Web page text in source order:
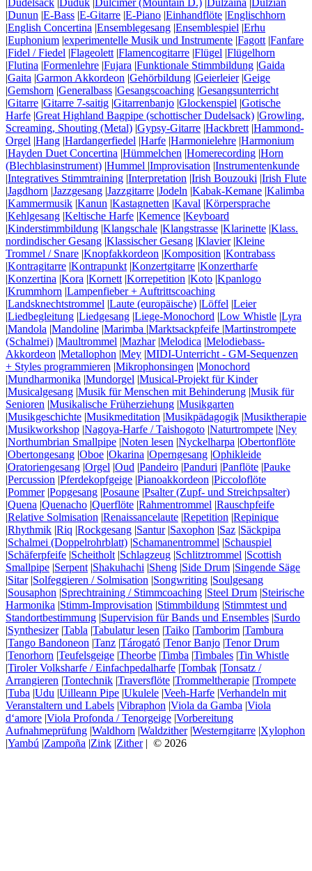
Dudelsack Duduk Dulcimer (Mountain D.) Dulzaina Dulzian
|Dunun |E-Bass |E-Gitarre |E-Piano |Einhandflöte |Englischhorn
|English Concertina |Ensemblegesang |Ensemblespiel |Erhu
|Euphonium |experimentelle Musik und Instrumente |Fagott|Fanfare
|Fidel / Fiedel |Flageolett|Flamencogitarre |Flügel |Flügelhorn
|Flutina |Formenlehre |Fujara |Funktionale Stimmbildung |Gaida
|Gaita |Garmon Akkordeon |Gehörbildung |Geierleier|Geige
|Gemshorn |Generalbass |Gesangscoaching |Gesangsunterricht
|Gitarre |Gitarre 7-saitig |Gitarrenbanjo |Glockenspiel |Gotische
Harfe |Great Highland Bagpipe (schottischer Dudelsack) |Growling,
Screaming, Shouting (Metal) |Gypsy-Gitarre |Hackbrett|Hammond-
Orgel |Hang |Hardangerfiedel |Harfe |Harmonielehre |Harmonium
|Hayden Duet Concertina |Hümmelchen |Homerecording |Horn
(Blechblasinstrument) |Hummel |Improvisation |Instrumentenkunde
|Integratives Stimmtraining |Interpretation |Irish Bouzouki |Irish Flute
|Jagdhorn |Jazzgesang |Jazzgitarre |Jodeln |Kabak-Kemane |Kalimba
|Kammermusik |Kanun |Kastagnetten |Kaval |Körpersprache
|Kehlgesang |Keltische Harfe |Kemence |Keyboard
|Kinderstimmbildung |Klangschale |Klangstrasse |Klarinette |Klass.
nordindischer Gesang |Klassischer Gesang |Klavier|Kleine
Trommel / Snare |Knopfakkordeon |Komposition |Kontrabass
|Kontragitarre |Kontrapunkt|Konzertgitarre |Konzertharfe
|Konzertina |Kora |Kornett|Korrepetition |Koto |Kpanlogo
|Krummhorn |Lampenfieber + Auftrittscoaching
|Landsknechtstrommel |Laute (europäische) |Löffel |Leier
|Liedbegleitung |Liedgesang |Liege-Monochord |Low Whistle |Lyra
|Mandola |Mandoline |Marimba |Marktsackpfeife |Martinstrompete
(Schalmei) |Maultrommel |Mazhar|Melodica |Melodiebass-
Akkordeon |Metallophon |Mey |MIDI-Unterricht - GM-Sequenzen
+ Styles programmieren |Mikrophonsingen |Monochord
|Mundharmonika |Mundorgel |Musical-Projekt für Kinder
|Musicalgesang |Musik für Menschen mit Behinderung |Musik für
Senioren |Musikalische Früherziehung |Musikgarten
|Musikgeschichte |Musikmeditation |Musikpädagogik |Musiktherapie
|Musikworkshop |Nagoya-Harfe / Taishogoto |Naturtrompete |Ney
|Northumbrian Smallpipe |Noten lesen |Nyckelharpa |Obertonflöte
|Obertongesang |Oboe |Okarina |Operngesang |Ophikleide
|Oratoriengesang |Orgel |Oud |Pandeiro |Panduri |Panflöte |Pauke
|Percussion |Pferdekopfgeige |Pianoakkordeon |Piccoloflöte
|Pommer|Popgesang |Posaune |Psalter (Zupf- und Streichpsalter)
|Quena |Quenacho |Querflöte |Rahmentrommel |Rauschpfeife
|Relative Solmisation |Renaissancelaute |Repetition |Repinique
|Rhythmik |Riq |Rockgesang |Santur|Saxophon |Saz |Säckpipa
|Schalmei (Doppelrohrblatt) |Schamanentrommel |Schauspiel
|Schäferpfeife |Scheitholt|Schlagzeug |Schlitztrommel |Scottish
Smallpipe |Serpent|Shakuhachi |Sheng |Side Drum |Singende Säge
|Sitar|Solfeggieren / Solmisation |Songwriting |Soulgesang
|Sousaphon |Sprechtraining / Stimmcoaching |Steel Drum |Steirische
Harmonika |Stimm-Improvisation |Stimmbildung |Stimmtest und
Standortbestimmung |Supervision für Bands und Ensembles |Surdo
|Synthesizer|Tabla |Tabulatur lesen |Taiko |Tamborim |Tambura
|Tango Bandoneon |Tanz |Tárogató |Tenor Banjo |Tenor Drum
|Tenorhorn |Teufelsgeige |Theorbe |Timba |Timbales |Tin Whistle
|Tiroler Volksharfe / Einfachpedalharfe |Tombak |Tonsatz /
Arrangieren |Tontechnik |Traversflöte |Trommeltherapie |Trompete
|Tuba |Udu |Uilleann Pipe |Ukulele |Veeh-Harfe |Verhandeln mit
Veranstaltern und Labels |Vibraphon |Viola da Gamba |Viola
d‘amore |Viola Profonda / Tenorgeige |Vorbereitung
Aufnahmeprüfung |Waldhorn |Waldzither|Westerngitarre |Xylophon
|Yambú |Zampoña |Zink |Zither| © 2026